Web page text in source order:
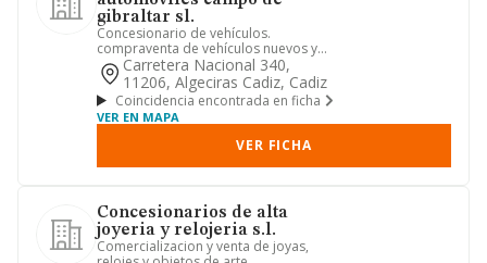
gibraltar sl.
Concesionario de vehículos.
compraventa de vehículos nuevos y
usados, reparaciones de automóviles
y...
Carretera Nacional 340,
11206, Algeciras Cadiz, Cadiz
Coincidencia encontrada en ficha
VER EN MAPA
VER FICHA
Concesionarios de alta
joyeria y relojeria s.l.
Comercializacion y venta de joyas,